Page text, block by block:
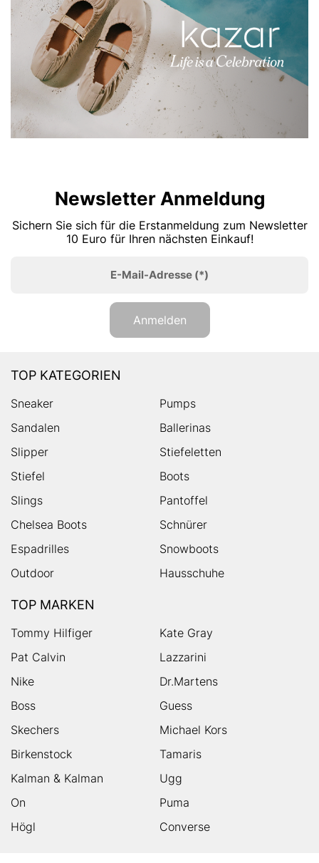
Newsletter Anmeldung
Sichern Sie sich für die Erstanmeldung zum Newsletter
10 Euro für Ihren nächsten Einkauf!
E-Mail-Adresse (*)
Anmelden
TOP KATEGORIEN
Sneaker
Pumps
Sandalen
Ballerinas
Slipper
Stiefeletten
Stiefel
Boots
Slings
Pantoffel
Chelsea Boots
Schnürer
Espadrilles
Snowboots
Outdoor
Hausschuhe
TOP MARKEN
Tommy Hilfiger
Kate Gray
Pat Calvin
Lazzarini
Nike
Dr.Martens
Boss
Guess
Skechers
Michael Kors
Birkenstock
Tamaris
Kalman & Kalman
Ugg
On
Puma
Högl
Converse